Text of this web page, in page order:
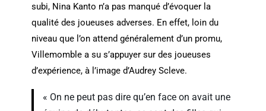
subi, Nina Kanto n’a pas manqué d’évoquer la
qualité des joueuses adverses. En effet, loin du
niveau que l’on attend généralement d’un promu,
Villemomble a su s’appuyer sur des joueuses
d’expérience, à l’image d’Audrey Scleve.
« On ne peut pas dire qu’en face on avait une